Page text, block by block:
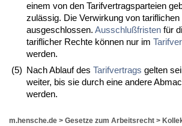
einem von den Tarifvertragsparteien
zulässig. Die Verwirkung von
ausgeschlossen. Ausschlußfristen für
tariflicher Rechte können nur im
werden.
(5) Nach Ablauf des Tarifvertrags gelten
weiter, bis sie durch eine andere
werden.
m.hensche.de > Gesetze zum Arbeitsrecht >